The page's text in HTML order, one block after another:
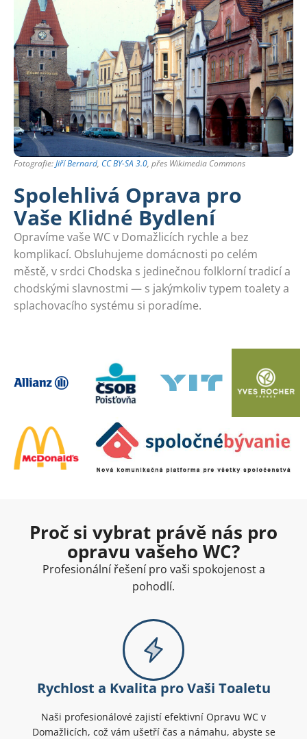
Fotografie:Jiří Bernard, CC BY-SA 3.0, přes Wikimedia Commons
Spolehlivá Oprava pro
Vaše Klidné Bydlení
Opravíme vaše WC v Domažlicích rychle a bez
komplikací. Obsluhujeme domácnosti po celém
městě, v srdci Chodska s jedinečnou folklorní tradicí a
chodskými slavnostmi — s jakýmkoliv typem toalety a
splachovacího systému si poradíme.
Proč si vybrat právě nás pro
opravu vašeho WC?
Profesionální řešení pro vaši spokojenost a
pohodlí.
Rychlost a Kvalita pro Vaši Toaletu
Naši profesionálové zajistí efektivní Opravu WC v
Domažlicích, což vám ušetří čas a námahu, abyste se